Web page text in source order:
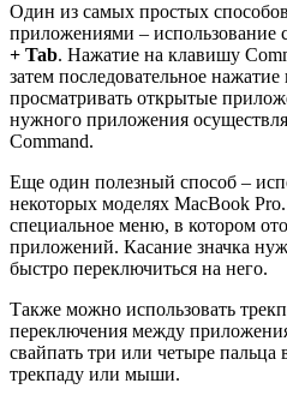
Один из самых простых
приложениями – использование
+ Tab. Нажатие на клавишу
затем последовательное
просматривать открытые
нужного приложения
Command.
Еще один полезный способ –
некоторых моделях MacBook
специальное меню, в котором
приложений. Касание значка
быстро переключиться на него.
Также можно использовать
переключения между
свайпать три или четыре пальца
трекпаду или мыши.